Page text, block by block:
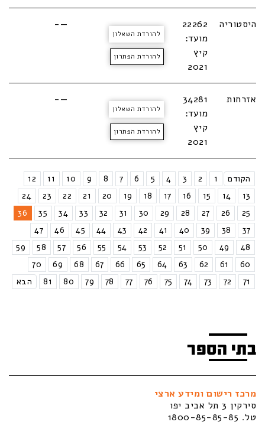
היסטוריה
22262
מועד:
קיץ
2021
להורדת השאלון
להורדת הפתרון
—-
אזרחות
34281
מועד:
קיץ
2021
להורדת השאלון
להורדת הפתרון
—-
הקודם 1
2
3
4
5
6
7
8
9
10
11
12
13
14
15
16
17
18
19
20
21
22
23
24
25
26
27
28
29
30
31
32
33
34
35
36
37
38
39
40
41
42
43
44
45
46
47
48
49
50
51
52
53
54
55
56
57
58
59
60
61
62
63
64
65
66
67
68
69
70
71
72
73
74
75
76
77
78
79
80
81 הבא
בתי הספר
מרכז רישום ומידע ארצי
סירקין 3 תל אביב יפו
טל. 1800-85-85-85